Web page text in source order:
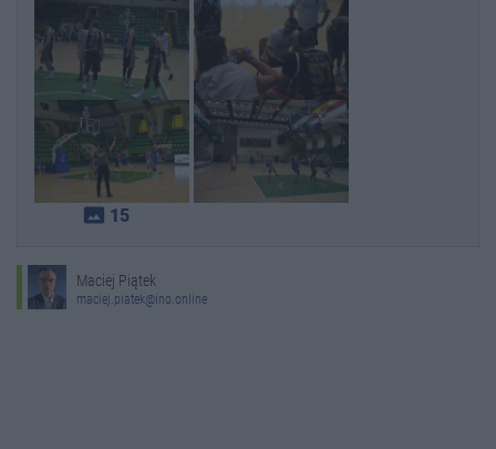
photo_size_select_actual 15
Maciej Piątek
maciej.piatek@ino.online